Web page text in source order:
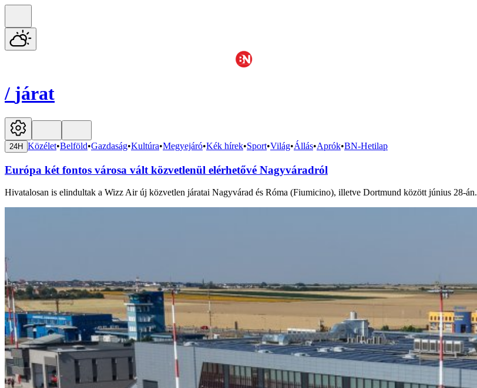
/ járat
24H Közélet•Belföld•Gazdaság•Kultúra•Megyejáró•Kék hírek•Sport•Világ•Állás•Aprók•BN-Hetilap
Európa két fontos városa vált közvetlenül elérhetővé Nagyváradról
Hivatalosan is elindultak a Wizz Air új közvetlen járatai Nagyvárad és Róma (Fiumicino), illetve Dortmund között június 28-án.